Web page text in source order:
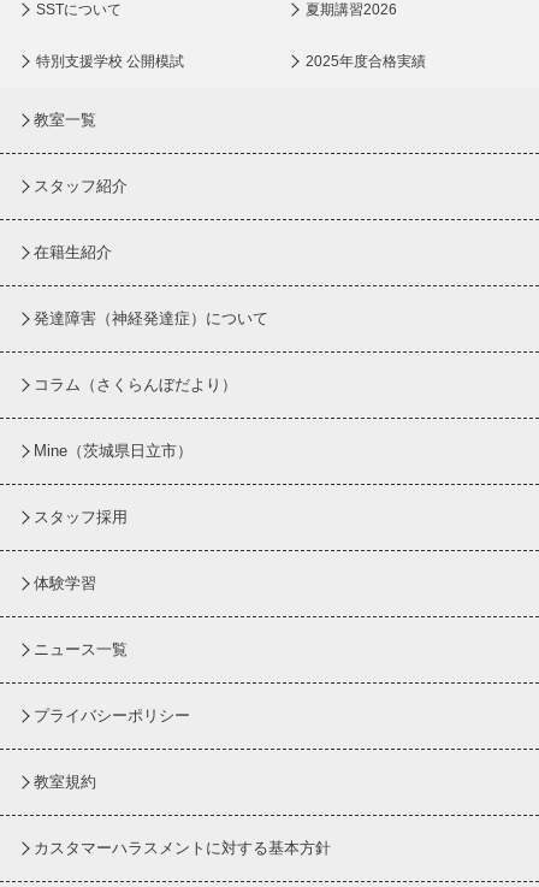
SSTについて 夏期講習2026
特別支援学校 公開模試 2025年度合格実績
教室一覧
スタッフ紹介
在籍生紹介
発達障害（神経発達症）について
コラム （さくらんぼだより）
Mine（茨城県日立市）
スタッフ採用
体験学習
ニュース一覧
プライバシーポリシー
教室規約
カスタマーハラスメントに対する基本方針